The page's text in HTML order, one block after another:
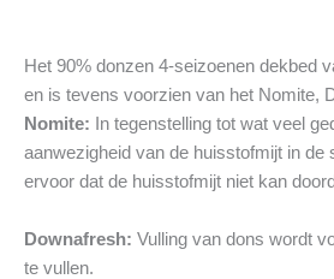
Het 90% donzen 4-seizoenen dekbed
en is tevens voorzien van het Nomite,
Nomite: In tegenstelling tot wat veel
aanwezigheid van de huisstofmijt in
ervoor dat de huisstofmijt niet kan
Downafresh: Vulling van dons wordt
te vullen.